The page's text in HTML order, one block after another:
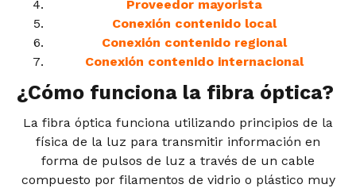
Proveedor mayorista
Conexión contenido local
Conexión contenido regional
Conexión contenido internacional
¿Cómo funciona la fibra óptica?
La fibra óptica funciona utilizando principios de la
física de la luz para transmitir información en
forma de pulsos de luz a través de un cable
compuesto por filamentos de vidrio o plástico muy